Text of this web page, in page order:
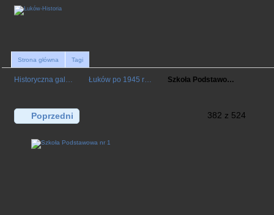
Strona główna Tagi
Historyczna gal… Łuków po 1945 r… Szkoła Podstawo…
Poprzedni 382 z 524